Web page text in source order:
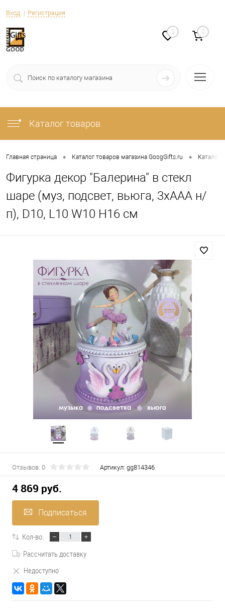
Вход Регистрация
0 0
Каталог товаров
Главная страница • Каталог товаров магазина GoogGifts.ru • Каталог
Фигурка декор "Балерина" в стекл
шаре (муз, подсвет, вьюга, 3xAAA н/
п), D10, L10 W10 H16 см
Отзывов: 0 Артикул: gg814346
4 869 руб.
Подписаться
Кол-во:
Рассчитать доставку
Недоступно